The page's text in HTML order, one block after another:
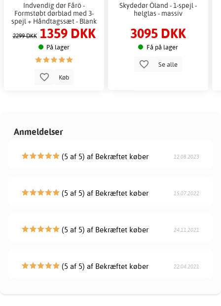
Indvendig dør Fårö -
Formstøbt dørblad med 3-
spejl + Håndtagssæt - Blank
2299 DKK 1359 DKK
På lager
Køb
Skydedør Öland - 1-spejl -
helglas - massiv
3095 DKK
Få på lager
Se alle
Anmeldelser
(5 af 5) af Bekræftet køber 12.08.2023
(5 af 5) af Bekræftet køber 15.07.2022
(5 af 5) af Bekræftet køber 24.11.2021
(5 af 5) af Bekræftet køber 22.04.2021